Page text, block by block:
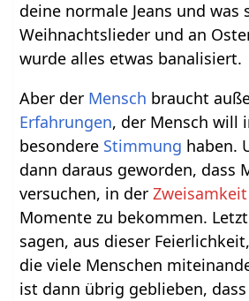
deine normale Jeans und was
Weihnachtslieder und an
wurde alles etwas banalisiert.
Aber der Mensch braucht
Erfahrungen, der Mensch will
besondere Stimmung haben.
dann daraus geworden, dass
versuchen, in derZweisamkeit
Momente zu bekommen.
sagen, aus dieser
die viele Menschen
ist dann übrig geblieben,